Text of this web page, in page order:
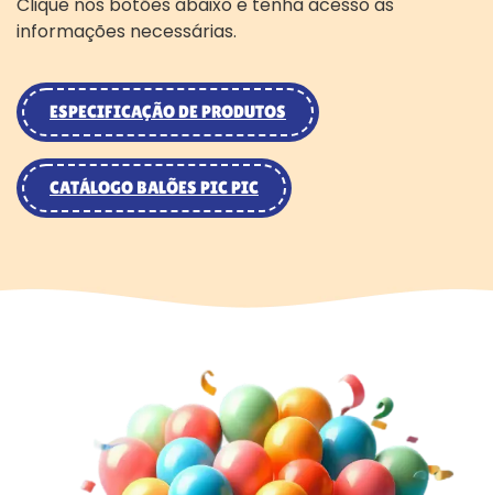
Clique nos botões abaixo e tenha acesso as
informações necessárias.
ESPECIFICAÇÃO DE PRODUTOS
CATÁLOGO BALÕES PIC PIC